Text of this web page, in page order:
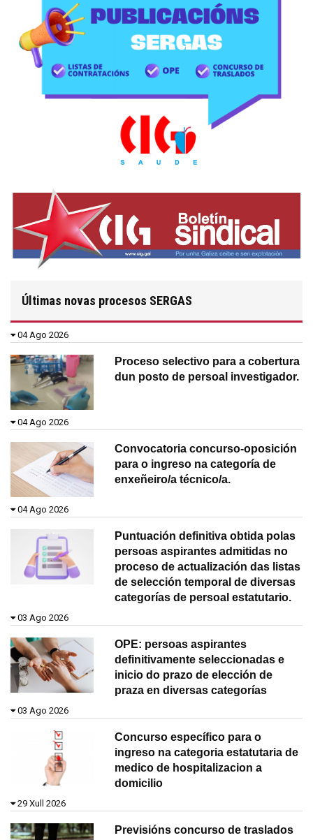
Últimas novas procesos SERGAS
04 Ago 2026
Proceso selectivo para a cobertura
dun posto de persoal investigador.
04 Ago 2026
Convocatoria concurso-oposición
para o ingreso na categoría de
enxeñeiro/a técnico/a.
04 Ago 2026
Puntuación definitiva obtida polas
persoas aspirantes admitidas no
proceso de actualización das listas
de selección temporal de diversas
categorías de persoal estatutario.
03 Ago 2026
OPE: persoas aspirantes
definitivamente seleccionadas e
inicio do prazo de elección de
praza en diversas categorías
03 Ago 2026
Concurso específico para o
ingreso na categoria estatutaria de
medico de hospitalizacion a
domicilio
29 Xull 2026
Previsións concurso de traslados